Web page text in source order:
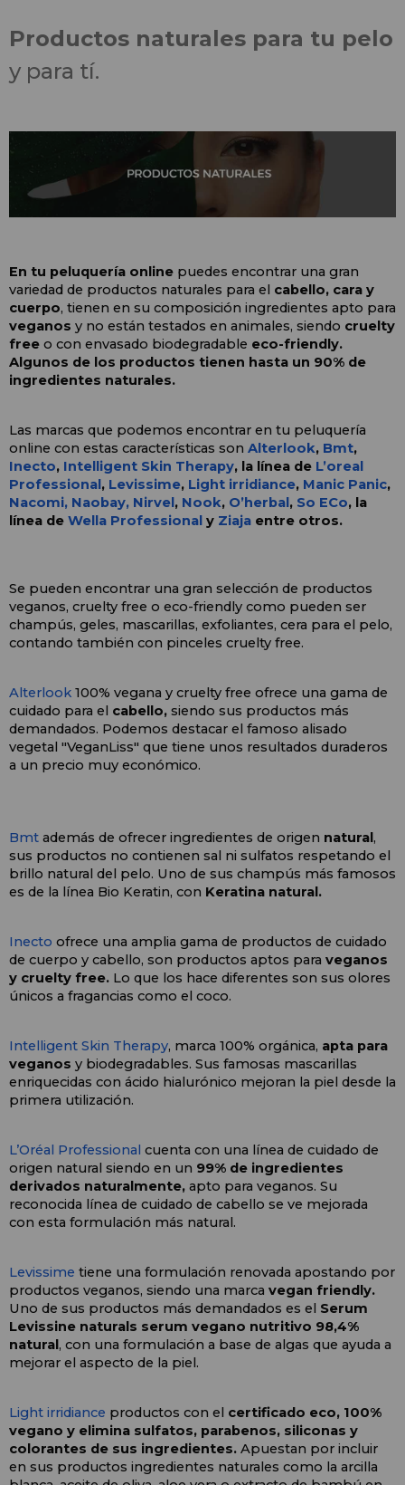
Productos naturales para tu pelo
y para tí.
En tu peluquería online puedes encontrar una gran
variedad de productos naturales para el cabello, cara y
cuerpo
veganos y no están testados en animales, siendo cruelty
free o con envasado biodegradable eco-friendly.
Algunos de los productos tienen hasta un 90% de
ingredientes naturales.
Las marcas que podemos encontrar en tu peluquería
online con estas características son Alterlook, Bmt,
Inecto, Intelligent Skin Therapy, la línea de L’oreal
Professional, Levissime, Light irridiance, Manic Panic
Nacomi, Naobay, Nirvel, Nook, O’herbal, So ECo, la
línea de Wella Professional y Ziaja entre otros.
Se pueden encontrar una gran selección de productos
veganos, cruelty free o eco-friendly como pueden ser
champús, geles, mascarillas, exfoliantes, cera para el pelo,
contando también con pinceles cruelty free.
Alterlook 100% vegana y cruelty free ofrece una gama de
cuidado para el cabello, siendo sus productos más
demandados. Podemos destacar el famoso alisado
vegetal "VeganLiss" que tiene unos resultados duraderos
a un precio muy económico.
Bmt además de ofrecer ingredientes de origen natural,
sus productos no contienen sal ni sulfatos respetando el
brillo natural del pelo. Uno de sus champús más famosos
es de la línea Bio Keratin, con Keratina natural.
Inecto ofrece una amplia gama de productos de cuidado
de cuerpo y cabello, son productos aptos para veganos
y cruelty free. Lo que los hace diferentes son sus olores
únicos a fragancias como el coco.
Intelligent Skin Therapy, marca 100% orgánica, apta para
veganos y biodegradables. Sus famosas mascarillas
enriquecidas con ácido hialurónico mejoran la piel desde la
primera utilización.
L’Oréal Professional cuenta con una línea de cuidado de
origen natural siendo en un 99% de ingredientes
derivados naturalmente, apto para veganos. Su
reconocida línea de cuidado de cabello se ve mejorada
con esta formulación más natural.
Levissime tiene una formulación renovada apostando por
productos veganos, siendo una marca vegan friendly.
Uno de sus productos más demandados es el Serum
Levissine naturals serum vegano nutritivo 98,4%
natural, con una formulación a base de algas que ayuda a
mejorar el aspecto de la piel.
Light irridiance productos con el certificado eco, 100%
vegano y elimina sulfatos, parabenos, siliconas y
colorantes de sus ingredientes. Apuestan por incluir
en sus productos ingredientes naturales como la arcilla